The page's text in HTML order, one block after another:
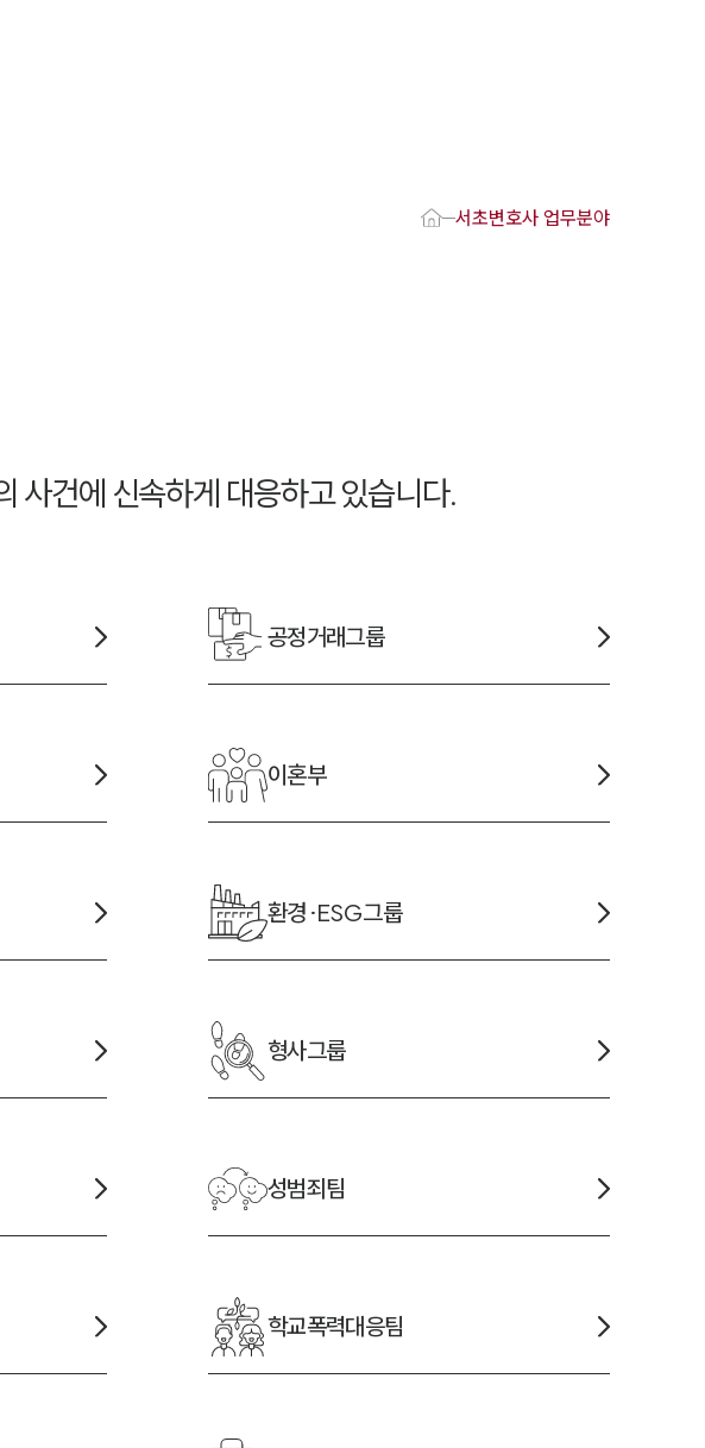
서초 분사무소 오시는 길
1800-7905
서초변호사 업무분야
사건에 신속하게 대응하고 있습니다.
공정거래그룹
이혼부
환경·ESG그룹
형사그룹
성범죄팀
학교폭력대응팀